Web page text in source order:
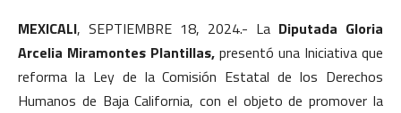
MEXICALI, SEPTIEMBRE 18, 2024.- La Diputada Gloria
Arcelia Miramontes Plantillas, presentó una Iniciativa que
reforma la Ley de la Comisión Estatal de los Derechos
Humanos de Baja California, con el objeto de promover la